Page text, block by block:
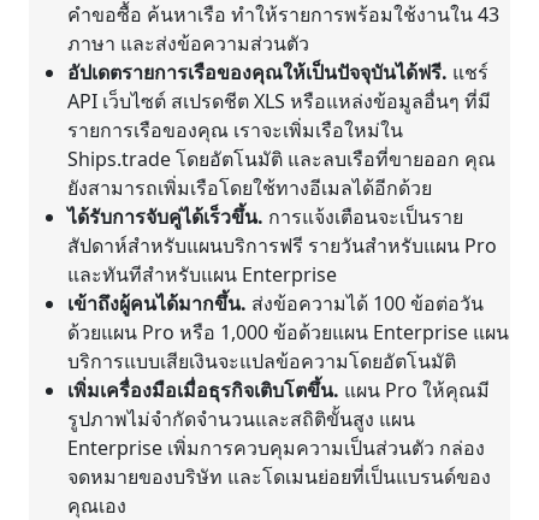
คำขอซื้อ ค้นหาเรือ ทำให้รายการพร้อมใช้งานใน 43
ภาษา และส่งข้อความส่วนตัว
อัปเดตรายการเรือของคุณให้เป็นปัจจุบันได้ฟรี. แชร์
API เว็บไซต์ สเปรดชีต XLS หรือแหล่งข้อมูลอื่นๆ ที่มี
รายการเรือของคุณ เราจะเพิ่มเรือใหม่ใน
Ships.trade โดยอัตโนมัติ และลบเรือที่ขายออก คุณ
ยังสามารถเพิ่มเรือโดยใช้ทางอีเมลได้อีกด้วย
ได้รับการจับคู่ได้เร็วขึ้น. การแจ้งเตือนจะเป็นราย
สัปดาห์สำหรับแผนบริการฟรี รายวันสำหรับแผน Pro
และทันทีสำหรับแผน Enterprise
เข้าถึงผู้คนได้มากขึ้น. ส่งข้อความได้ 100 ข้อต่อวัน
ด้วยแผน Pro หรือ 1,000 ข้อด้วยแผน Enterprise แผน
บริการแบบเสียเงินจะแปลข้อความโดยอัตโนมัติ
เพิ่มเครื่องมือเมื่อธุรกิจเติบโตขึ้น. แผน Pro ให้คุณมี
รูปภาพไม่จำกัดจำนวนและสถิติขั้นสูง แผน
Enterprise เพิ่มการควบคุมความเป็นส่วนตัว กล่อง
จดหมายของบริษัท และโดเมนย่อยที่เป็นแบรนด์ของ
คุณเอง